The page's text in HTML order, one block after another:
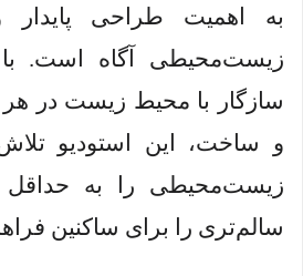
به اهمیت طراحی پایدار
زیست‌محیطی آگاه است. با
سازگار با محیط زیست در
و ساخت، این استودیو
زیست‌محیطی را به حداقل
سالم‌تری را برای ساکنین